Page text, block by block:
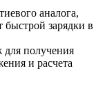
аналога,
зарядки в
получения
и расчета